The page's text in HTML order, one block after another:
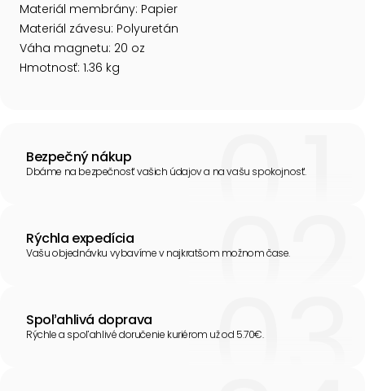
Materiál membrány: Papier
Materiál závesu: Polyuretán
Váha magnetu: 20 oz
Hmotnosť: 1.36 kg
Bezpečný nákup
Dbáme na bezpečnosť vašich údajov a na vašu spokojnosť.
Rýchla expedícia
Vašu objednávku vybavíme v najkratšom možnom čase.
Spoľahlivá doprava
Rýchle a spoľahlivé doručenie kuriérom už od 5.70€.